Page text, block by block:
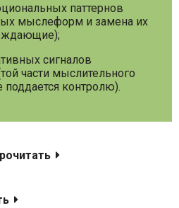
паттернов
мыслеформ и замена их
сигналов
части мыслительного
поддается контролю).